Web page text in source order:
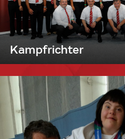
Kampfrichter